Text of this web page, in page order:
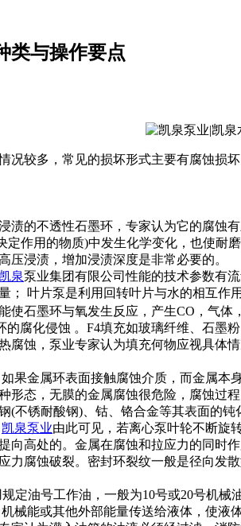
类与操作要点
较多，常见的损坏形式主要有腐蚀损坏
的不透性石墨环，专家认为它的腐蚀有
定作用的物质)中发生化学变化，也使耐
压浸渍，增加浸渍深度是非常必要的。
泉泵业集团有限公司性能的技术参数有
； 叶片泵是利用回转叶片与水的相互
使石墨环与氧发生反应，产生CO，气
化侵蚀 。F4填充如玻璃纤维、石墨粉
腐蚀，泵业专家认为填充何物应视具体情
金属环表面接触腐蚀介质，而金属本
形态，无膜的金属腐蚀很危险，腐蚀过
(不锈耐酸钢)、钴、铬合金等其表面的
凯泉泵业由此可见，若离心泵叶轮不断旋
向高处的。金属在腐蚀和拉应力的同时
力腐蚀破裂。密封环裂纹一般是径向发
油号工作油，一般为10号或20号机械
械能或其他外部能量传送给液体，使